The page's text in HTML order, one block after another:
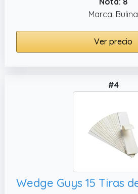
Marca: Bulina
Ver precio
#4